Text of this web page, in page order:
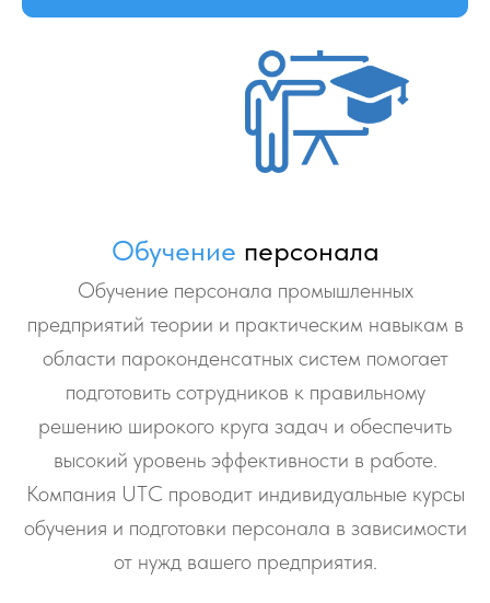
Обучение персонала
Обучение персонала промышленных
предприятий теории и практическим навыкам в
области пароконденсатных систем помогает
подготовить сотрудников к правильному
решению широкого круга задач и обеспечить
высокий уровень эффективности в работе.
Компания UTC проводит индивидуальные курсы
обучения и подготовки персонала в зависимости
от нужд вашего предприятия.